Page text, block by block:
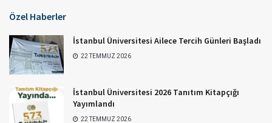
Özel Haberler
İstanbul Üniversitesi Ailece Tercih Günleri Başladı
22 TEMMUZ 2026
İstanbul Üniversitesi 2026 Tanıtım Kitapçığı
Yayımlandı
22 TEMMUZ 2026